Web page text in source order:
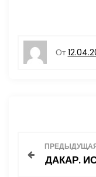
От
ДАКАР.